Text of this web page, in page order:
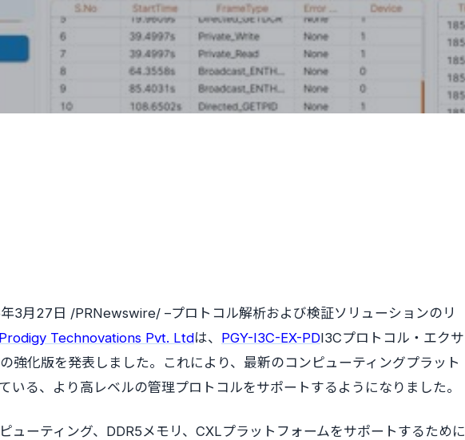
3月27日 /PRNewswire/ –プロトコル解析および検証ソリューションのリ
Prodigy Technovations Pvt. Ltdは、 PGY-I3C-EX-PDI3Cプロトコル・エクサ
強化版を発表しました。これにより、最新のコンピューティングプラット
いる、より高レベルの管理プロトコルをサポートするようになりました。
ューティング、DDR5メモリ、CXLプラットフォームをサポートするために